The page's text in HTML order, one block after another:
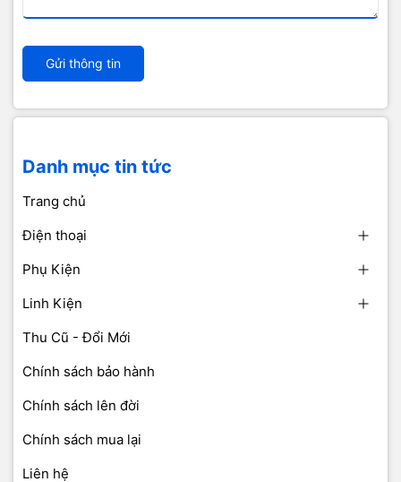
Gửi thông tin
Danh mục tin tức
Trang chủ
Điện thoại
Phụ Kiện
Linh Kiện
Thu Cũ - Đổi Mới
Chính sách bảo hành
Chính sách lên đời
Chính sách mua lại
Liên hệ